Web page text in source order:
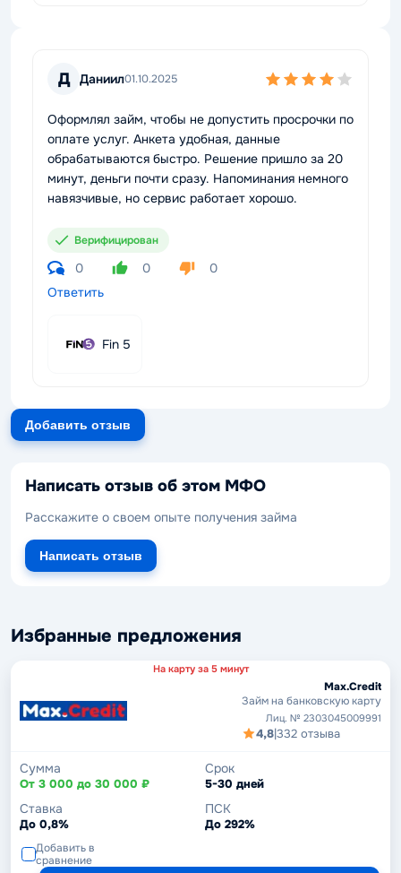
Д Даниил01.10.2025
Оформлял займ, чтобы не допустить просрочки по
оплате услуг. Анкета удобная, данные
обрабатываются быстро. Решение пришло за 20
минут, деньги почти сразу. Напоминания немного
навязчивые, но сервис работает хорошо.
Верифицирован
0 0
0
Ответить
Fin 5
Добавить отзыв
Написать отзыв об этом МФО
Расскажите о своем опыте получения займа
Написать отзыв
Избранные предложения
На карту за 5 минут
Max.Credit
Займ на банковскую карту
Лиц. № 2303045009991
4,8|332 отзыва
Сумма
От 3 000 до 30 000 ₽
Срок
5-30 дней
Ставка
До 0,8%
ПСК
До 292%
Добавить в
сравнение